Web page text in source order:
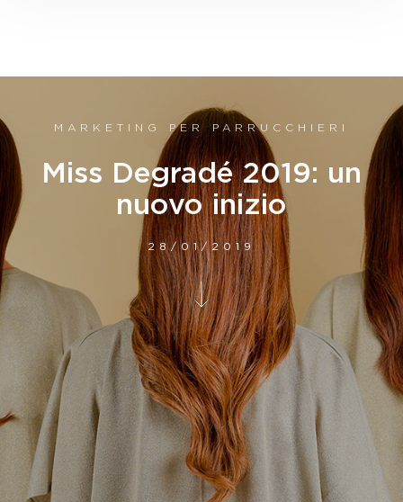
MARKETING PER PARRUCCHIERI
Miss Degradé 2019: un
nuovo inizio
28/01/2019